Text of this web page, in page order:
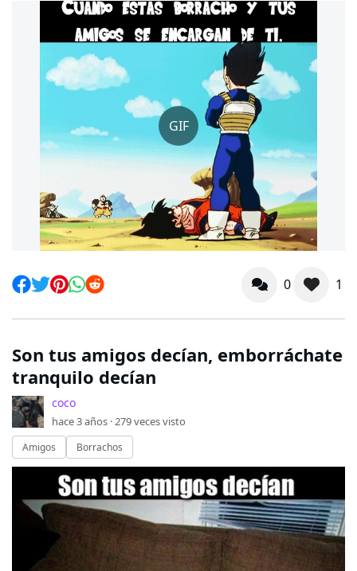
GIF
0 1
Son tus amigos decían, emborráchate
tranquilo decían
coco
hace 3 años · 279veces visto
Amigos Borrachos